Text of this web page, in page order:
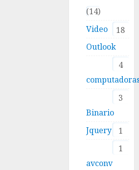
14
Video
18
Outlook
4
3
Binario
1
Jquery
1
avconv